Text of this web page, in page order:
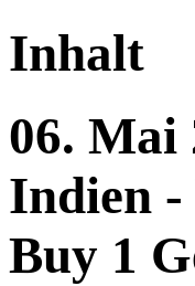
Inhalt
06. Mai
Indien
Buy 1